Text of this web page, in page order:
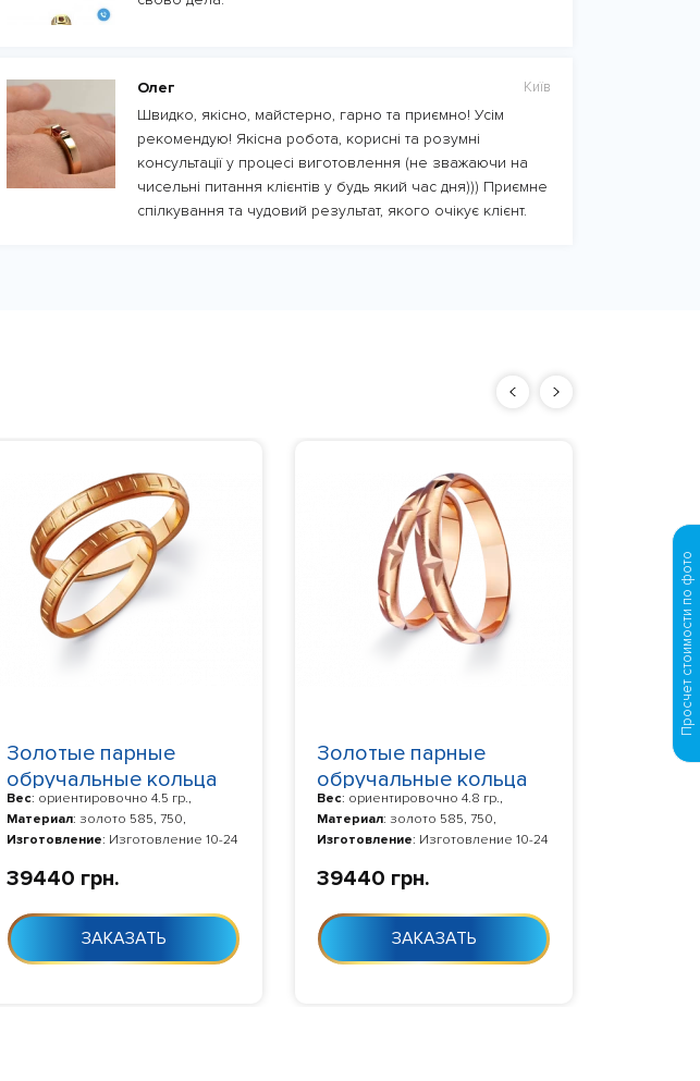
Олег Київ
Швидко, якісно, майстерно, гарно та приємно! Усім
рекомендую! Якісна робота, корисні та розумні
консультації у процесі виготовлення (не зважаючи на
чисельні питання клієнтів у будь який час дня))) Приємне
спілкування та чудовий результат, якого очікує клієнт.
Золотые парные
обручальные кольца
411154D
Вес: ориентировочно 4.5 гр.,
Материал: золото 585, 750,
Изготовление: Изготовление 10-24
39440 грн.
ЗАКАЗАТЬ
Золотые парные
обручальные кольца
411156D
Вес: ориентировочно 4.8 гр.,
Материал: золото 585, 750,
Изготовление: Изготовление 10-24
39440 грн.
ЗАКАЗАТЬ
:
Материал
по
дня с
42160
Просчет стоимости по фото